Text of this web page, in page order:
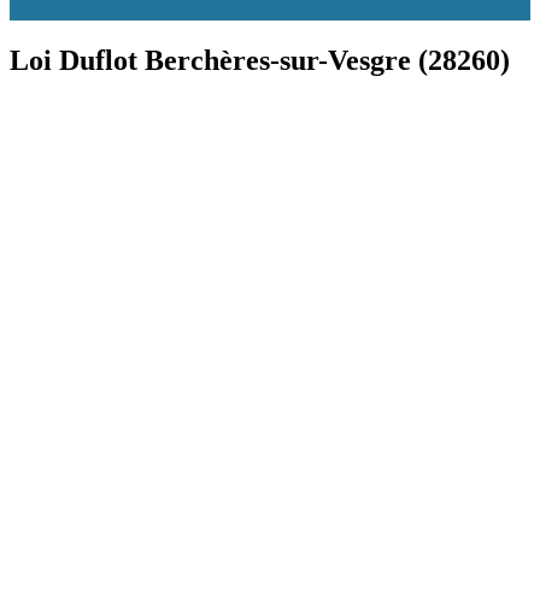
Loi Duflot Berchères-sur-Vesgre (28260)